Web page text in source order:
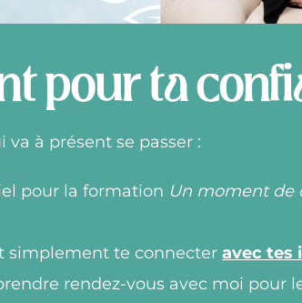
pour ta
va à présent se passer :
pour la formation Un moment de
simplement te connecter avec tes
rendez-vous avec moi pour